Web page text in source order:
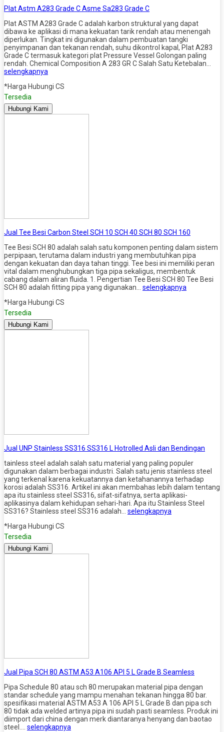
Plat Astm A283 Grade C Asme Sa283 Grade C
Plat ASTM A283 Grade C adalah karbon struktural yang dapat
dibawa ke aplikasi di mana kekuatan tarik rendah atau menengah
diperlukan. Tingkat ini digunakan dalam pembuatan tangki
penyimpanan dan tekanan rendah, suhu dikontrol kapal, Plat A283
Grade C termasuk kategori plat Pressure Vessel Golongan paling
rendah. Chemical Composition A 283 GR C Salah Satu Ketebalan…
selengkapnya
*Harga Hubungi CS
Tersedia
Hubungi Kami
Jual Tee Besi Carbon Steel SCH 10 SCH 40 SCH 80 SCH 160
Tee Besi SCH 80 adalah salah satu komponen penting dalam sistem
perpipaan, terutama dalam industri yang membutuhkan pipa
dengan kekuatan dan daya tahan tinggi. Tee besi ini memiliki peran
vital dalam menghubungkan tiga pipa sekaligus, membentuk
cabang dalam aliran fluida. 1. Pengertian Tee Besi SCH 80 Tee Besi
SCH 80 adalah fitting pipa yang digunakan… selengkapnya
*Harga Hubungi CS
Tersedia
Hubungi Kami
Jual UNP Stainless SS316 SS316 L Hotrolled Asli dan Bendingan
tainless steel adalah salah satu material yang paling populer
digunakan dalam berbagai industri. Salah satu jenis stainless steel
yang terkenal karena kekuatannya dan ketahanannya terhadap
korosi adalah SS316. Artikel ini akan membahas lebih dalam tentang
apa itu stainless steel SS316, sifat-sifatnya, serta aplikasi-
aplikasinya dalam kehidupan sehari-hari. Apa itu Stainless Steel
SS316? Stainless steel SS316 adalah… selengkapnya
*Harga Hubungi CS
Tersedia
Hubungi Kami
Jual Pipa SCH 80 ASTM A53 A106 API 5 L Grade B Seamless
Pipa Schedule 80 atau sch 80 merupakan material pipa dengan
standar schedule yang mampu menahan tekanan hingga 80 bar.
spesifikasi material ASTM A53 A 106 API 5 L Grade B dan pipa sch
80 tidak ada welded artinya pipa ini sudah pasti seamless. Produk ini
diimport dari china dengan merk diantaranya henyang dan baotao
steel…. selengkapnya